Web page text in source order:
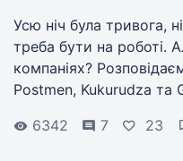
Усю ніч була тривога,
треба бути на роботі.
компаніях?
Postmen, Kukurudza та
6342
7 23